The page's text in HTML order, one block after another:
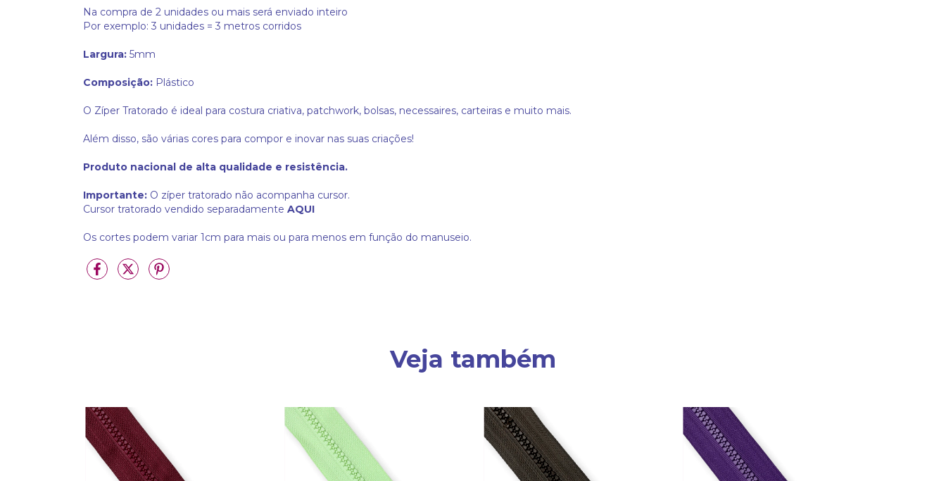
Na compra de 2 unidades ou mais será enviado inteiro
Por exemplo: 3 unidades = 3 metros corridos
Largura: 5mm
Composição: Plástico
O Zíper Tratorado é ideal para costura criativa, patchwork, bolsas, necessaires, carteiras e muito mais.
Além disso, são várias cores para compor e inovar nas suas criações!
Produto nacional de alta qualidade e resistência.
Importante: O zíper tratorado não acompanha cursor.
Cursor tratorado vendido separadamente AQUI
Os cortes podem variar 1cm para mais ou para menos em função do manuseio.
Veja também